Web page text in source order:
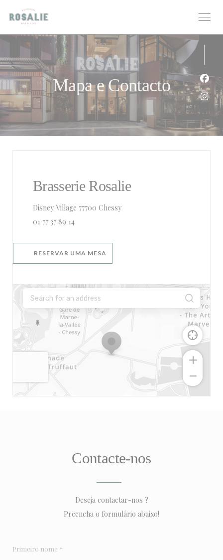
Painel de Gerenciamento de Cookies
Mapa e Contacto
Brasserie Rosalie
Disney Village 77700 Chessy((abre numa nova janela))
01 77 37 89 14
RESERVAR UMA MESA
Contacte-nos
Deseja contactar-nos ?
Preencha o formulário abaixo!